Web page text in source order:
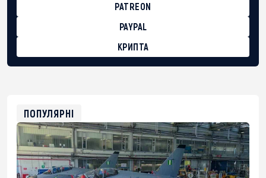
PATREON
PAYPAL
КРИПТА
0xfD02863D3289416fcF50975c9DFda13623f97758
ПОПУЛЯРНІ